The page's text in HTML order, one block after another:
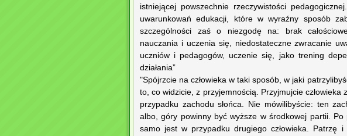
istniejącej powszechnie rzeczywistości
uwarunkowań edukacji, które w wyraźny sposób
szczególności zaś o niezgodę na: brak
nauczania i uczenia się, niedostateczne zwracanie
uczniów i pedagogów, uczenie się, jako trening
działania”
"Spójrzcie na człowieka w taki sposób, w jaki
to, co widzicie, z przyjemnością. Przyjmujcie
przypadku zachodu słońca. Nie mówilibyście: ten
albo, góry powinny być wyższe w środkowej partii.
samo jest w przypadku drugiego człowieka. Patrzę